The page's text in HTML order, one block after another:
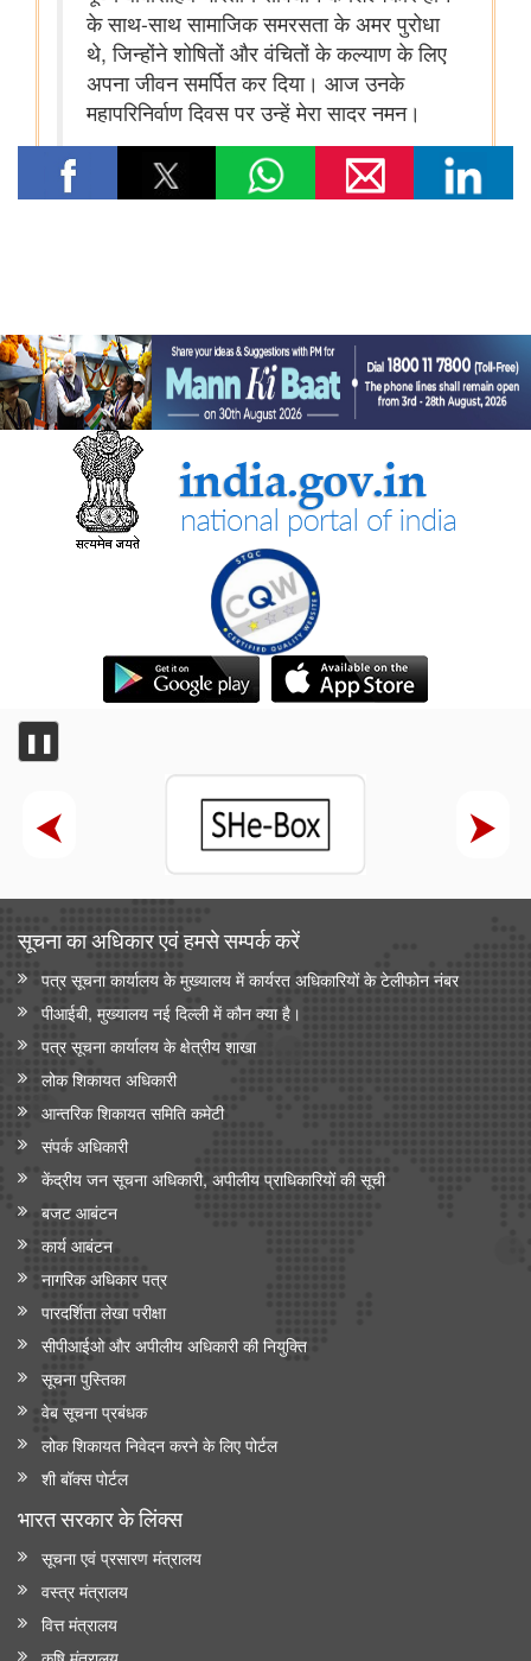
❚❚
सूचना का अधिकार एवं हमसे सम्‍पर्क करें
पत्र सूचना कार्यालय के मुख्यालय में कार्यरत अधिकारियों के टेलीफोन नंबर
पीआईबी, मुख्यालय नई दिल्ली में कौन क्या है।
पत्र सूचना कार्यालय के क्षेत्रीय शाखा
लोक शिकायत अधिकारी
आन्‍तरिक शिकायत समिति कमेटी
संपर्क अधिकारी
केंद्रीय जन सूचना अधिकारी, अपीलीय प्राधिकारियों की सूची
बजट आबंटन
कार्य आबंटन
नागरिक अधिकार पत्र
पारदर्शिता लेखा परीक्षा
सीपीआईओ और अपी‍लीय अधिकारी की नियुक्ति
सूचना पुस्तिका
वेब सूचना प्रबंधक
लोक शिकायत निवेदन करने के लिए पोर्टल
शी बॉक्स पोर्टल
भारत सरकार के लिंक्‍स
सूचना एवं प्रसारण मंत्रालय
वस्त्र मंत्रालय
वित्त मंत्रालय